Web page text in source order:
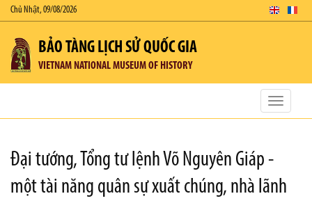
Chủ Nhật, 09/08/2026
BẢO TÀNG LỊCH SỬ QUỐC GIA
VIETNAM NATIONAL MUSEUM OF HISTORY
Toggle
Đại tướng, Tổng tư lệnh Võ Nguyên Giáp -
một tài năng quân sự xuất chúng, nhà lãnh